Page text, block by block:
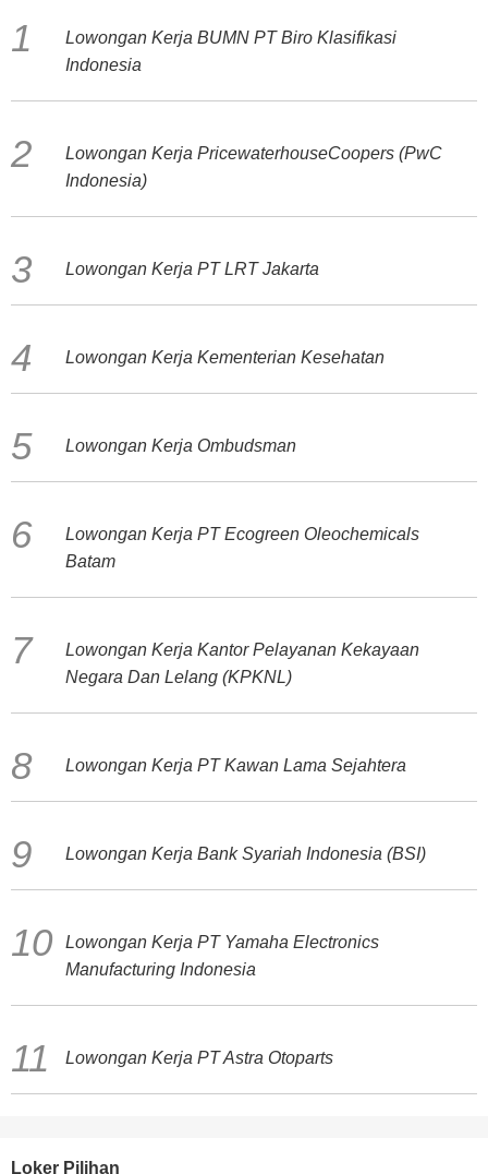
Lowongan Kerja BUMN PT Biro Klasifikasi
Indonesia
Lowongan Kerja PricewaterhouseCoopers (PwC
Indonesia)
Lowongan Kerja PT LRT Jakarta
Lowongan Kerja Kementerian Kesehatan
Lowongan Kerja Ombudsman
Lowongan Kerja PT Ecogreen Oleochemicals
Batam
Lowongan Kerja Kantor Pelayanan Kekayaan
Negara Dan Lelang (KPKNL)
Lowongan Kerja PT Kawan Lama Sejahtera
Lowongan Kerja Bank Syariah Indonesia (BSI)
Lowongan Kerja PT Yamaha Electronics
Manufacturing Indonesia
Lowongan Kerja PT Astra Otoparts
Loker Pilihan